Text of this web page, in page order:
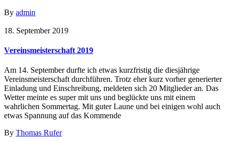
By admin
18. September 2019
Vereinsmeisterschaft 2019
Am 14. September durfte ich etwas kurzfristig die diesjährige
Vereinsmeisterschaft durchführen. Trotz eher kurz vorher generierter
Einladung und Einschreibung, meldeten sich 20 Mitglieder an. Das
Wetter meinte es super mit uns und beglückte uns mit einem
wahrlichen Sommertag. Mit guter Laune und bei einigen wohl auch
etwas Spannung auf das Kommende
By Thomas Rufer